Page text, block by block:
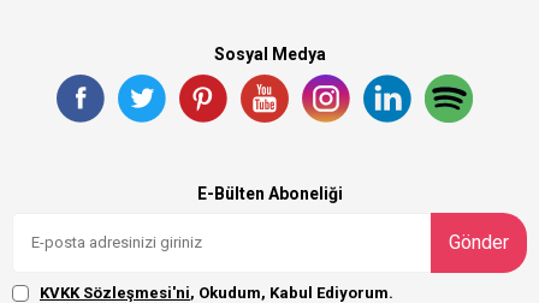
Sosyal Medya
E-Bülten Aboneliği
Gönder
KVKK Sözleşmesi'ni, Okudum, Kabul Ediyorum.